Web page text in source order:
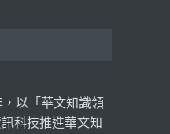
以「華文知識領
科技推進華文知